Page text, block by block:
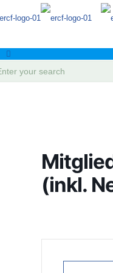
(inkl.